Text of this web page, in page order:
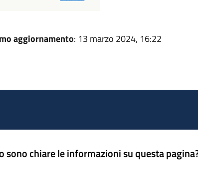
aggiornamento: 13 marzo 2024, 16:22
sono chiare le informazioni su questa